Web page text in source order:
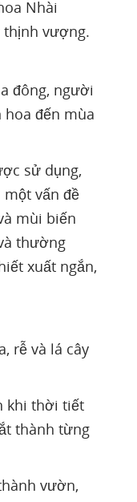
Nhài
thịnh vượng.
đông, người
đến mùa
sử dụng,
vấn đề
mùi biến
thường
xuất ngắn,
rễ và lá cây
khi thời tiết
thành từng
vườn,